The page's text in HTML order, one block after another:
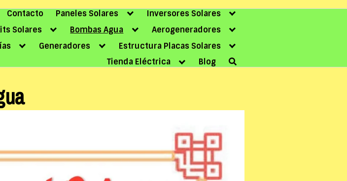
Contacto Paneles Solares
Inversores Solares
Solares Bombas Agua
Aerogeneradores
Generadores
Estructura Placas Solares
Tienda Eléctrica
Blog